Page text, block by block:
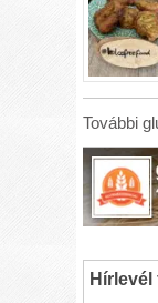
További
Hírlevél